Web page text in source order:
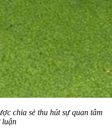
chia sẻ thu hút sự quan tâm
luận